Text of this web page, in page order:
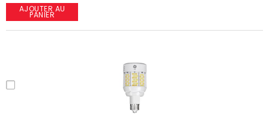
AJOUTER AU
PANIER